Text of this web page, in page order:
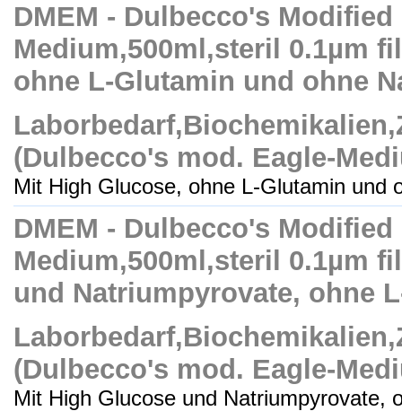
DMEM - Dulbecco's Modified
Medium,500ml,steril 0.1µm
ohne L-Glutamin und ohne
(Dulbecco's mod. Eagle-
Mit High Glucose, ohne L-Glutamin und
DMEM - Dulbecco's Modified
Medium,500ml,steril 0.1µm
und Natriumpyrovate, ohne
(Dulbecco's mod. Eagle-
Mit High Glucose und Natriumpyrovate,